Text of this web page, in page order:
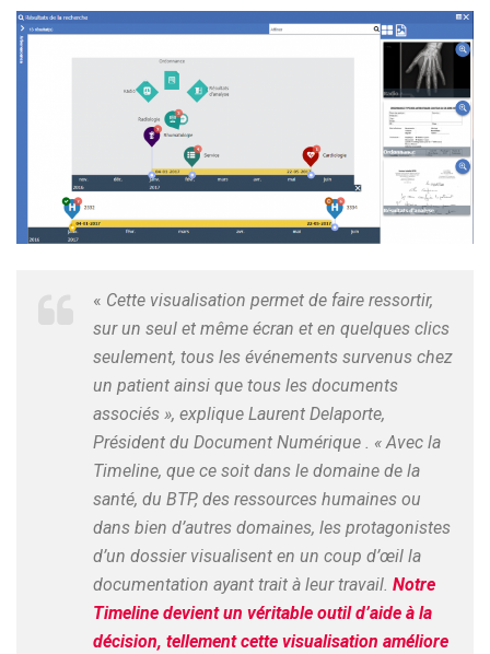
« Cette visualisation permet de faire ressortir,
sur un seul et même écran et en quelques clics
seulement, tous les événements survenus chez
un patient ainsi que tous les documents
associés », explique Laurent Delaporte,
Président du Document Numérique . « Avec la
Timeline, que ce soit dans le domaine de la
santé, du BTP, des ressources humaines ou
dans bien d’autres domaines, les protagonistes
d’un dossier visualisent en un coup d’œil la
documentation ayant trait à leur travail. Notre
Timeline devient un véritable outil d’aide à la
décision, tellement cette visualisation améliore